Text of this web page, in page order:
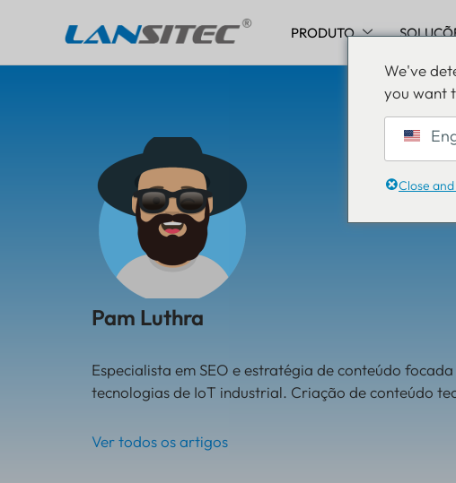
para
PRODUTO
Pam Luthra
Especialista em SEO e estratégia de conteúdo
tecnologias de IoT industrial. Criação de conteúdo
Ver todos os artigos
We've
you want
Close